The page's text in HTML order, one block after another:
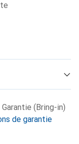
(Bring-in)
de garantie